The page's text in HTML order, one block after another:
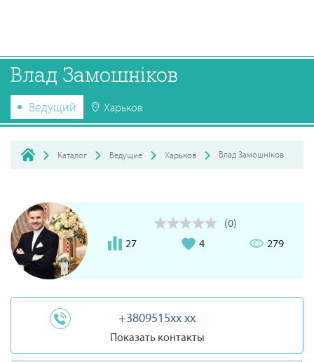
Влад Замошніков
Ведущий Харьков
Каталог Ведущие Харьков Влад Замошніков
(0)
27
4 279
+3809515xx xx
Показать контакты